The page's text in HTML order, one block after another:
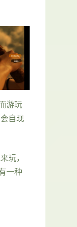
游玩
自现
玩，
一种